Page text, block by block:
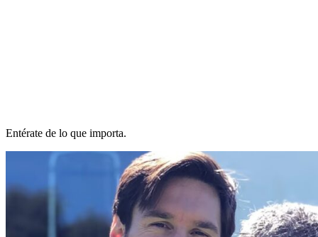
Entérate de lo que importa.